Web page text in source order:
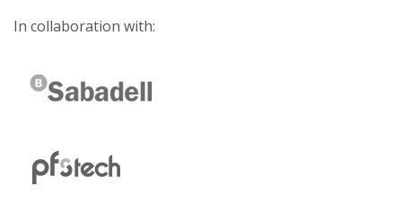
In collaboration with: